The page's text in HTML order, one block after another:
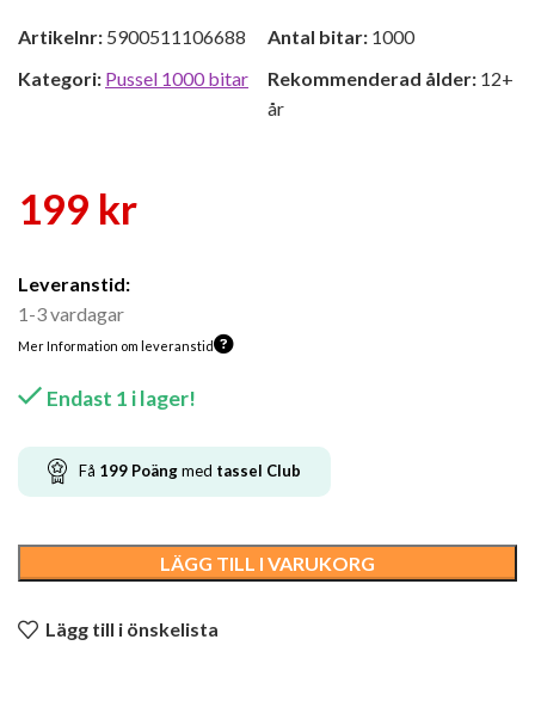
Artikelnr: 5900511106688
Kategori: Pussel 1000 bitar
Antal bitar: 1000
Rekommenderad ålder: 12+
år
199 kr
Leveranstid:
1-3 vardagar
Mer Information om leveranstid
Endast 1 i lager!
Få 199 Poängmed tassel Club
LÄGG TILL I VARUKORG
Lägg till i önskelista